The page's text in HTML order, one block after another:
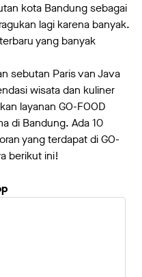
kota Bandung sebagai
lagi karena banyak.
yang banyak
sebutan Paris van Java
wisata dan kuliner
layanan GO-FOOD
di Bandung. Ada 10
yang terdapat di GO-
berikut ini!